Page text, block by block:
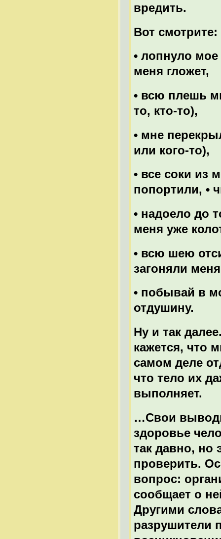
вредить.
Вот смотрите:
• лопнуло мое
меня гложет,
• всю плешь
то, кто-то),
• мне
или кого-то),
• все соки из
попортили, •
• надоело до
меня уже
• всю шею
загоняли
• побывай в
отдушину.
Ну и так
кажется, что
самом деле
что тело их
выполняет.
…Свои
здоровье
так давно, но
проверить.
вопрос:
сообщает о
Другими
разрушители